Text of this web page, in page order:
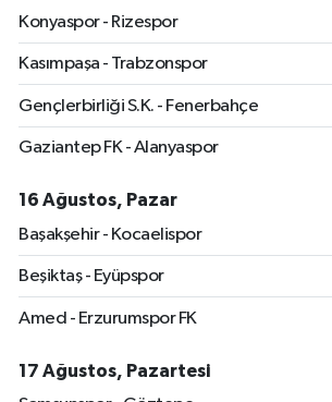
Konyaspor - Rizespor
Kasımpaşa - Trabzonspor
Gençlerbirliği S.K. - Fenerbahçe
Gaziantep FK - Alanyaspor
16 Ağustos, Pazar
Başakşehir - Kocaelispor
Beşiktaş - Eyüpspor
Amed - Erzurumspor FK
17 Ağustos, Pazartesi